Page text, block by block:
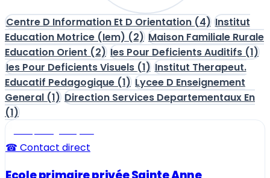
Centre D Information Et D Orientation (4) Institut
Education Motrice (Iem) (2) Maison Familiale Rurale
Education Orient (2) Ies Pour Deficients Auditifs (1)
Ies Pour Deficients Visuels (1) Institut Therapeut.
Educatif Pedagogique (1) Lycee D Enseignement
General (1) Direction Services Departementaux En
(1)
☎ Contact direct